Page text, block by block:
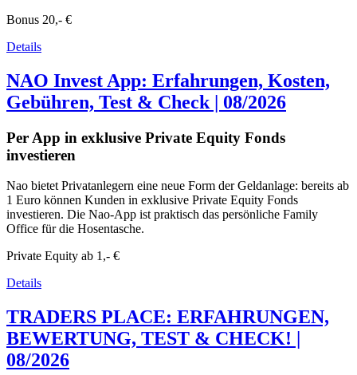
Bonus 20,- €
Details
NAO Invest App: Erfahrungen, Kosten,
Gebühren, Test & Check | 08/2026
Per App in exklusive Private Equity Fonds
investieren
Nao bietet Privatanlegern eine neue Form der Geldanlage: bereits ab
1 Euro können Kunden in exklusive Private Equity Fonds
investieren. Die Nao-App ist praktisch das persönliche Family
Office für die Hosentasche.
Private Equity ab 1,- €
Details
TRADERS PLACE: ERFAHRUNGEN,
BEWERTUNG, TEST & CHECK! |
08/2026